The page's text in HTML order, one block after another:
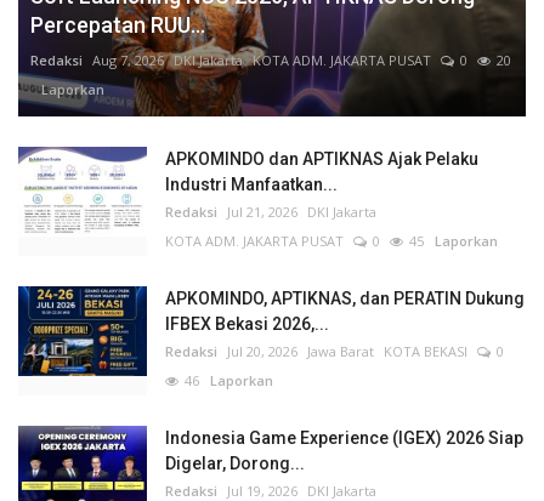
Percepatan RUU...
Redaksi Aug 7, 2026 DKI Jakarta KOTA ADM. JAKARTA PUSAT 0
20
Laporkan
APKOMINDO dan APTIKNAS Ajak Pelaku
Industri Manfaatkan...
Redaksi Jul 21, 2026 DKI Jakarta
KOTA ADM. JAKARTA PUSAT
0 45 Laporkan
APKOMINDO, APTIKNAS, dan PERATIN Dukung
IFBEX Bekasi 2026,...
Redaksi Jul 20, 2026 Jawa Barat KOTA BEKASI
0
46 Laporkan
Indonesia Game Experience (IGEX) 2026 Siap
Digelar, Dorong...
Redaksi Jul 19, 2026 DKI Jakarta